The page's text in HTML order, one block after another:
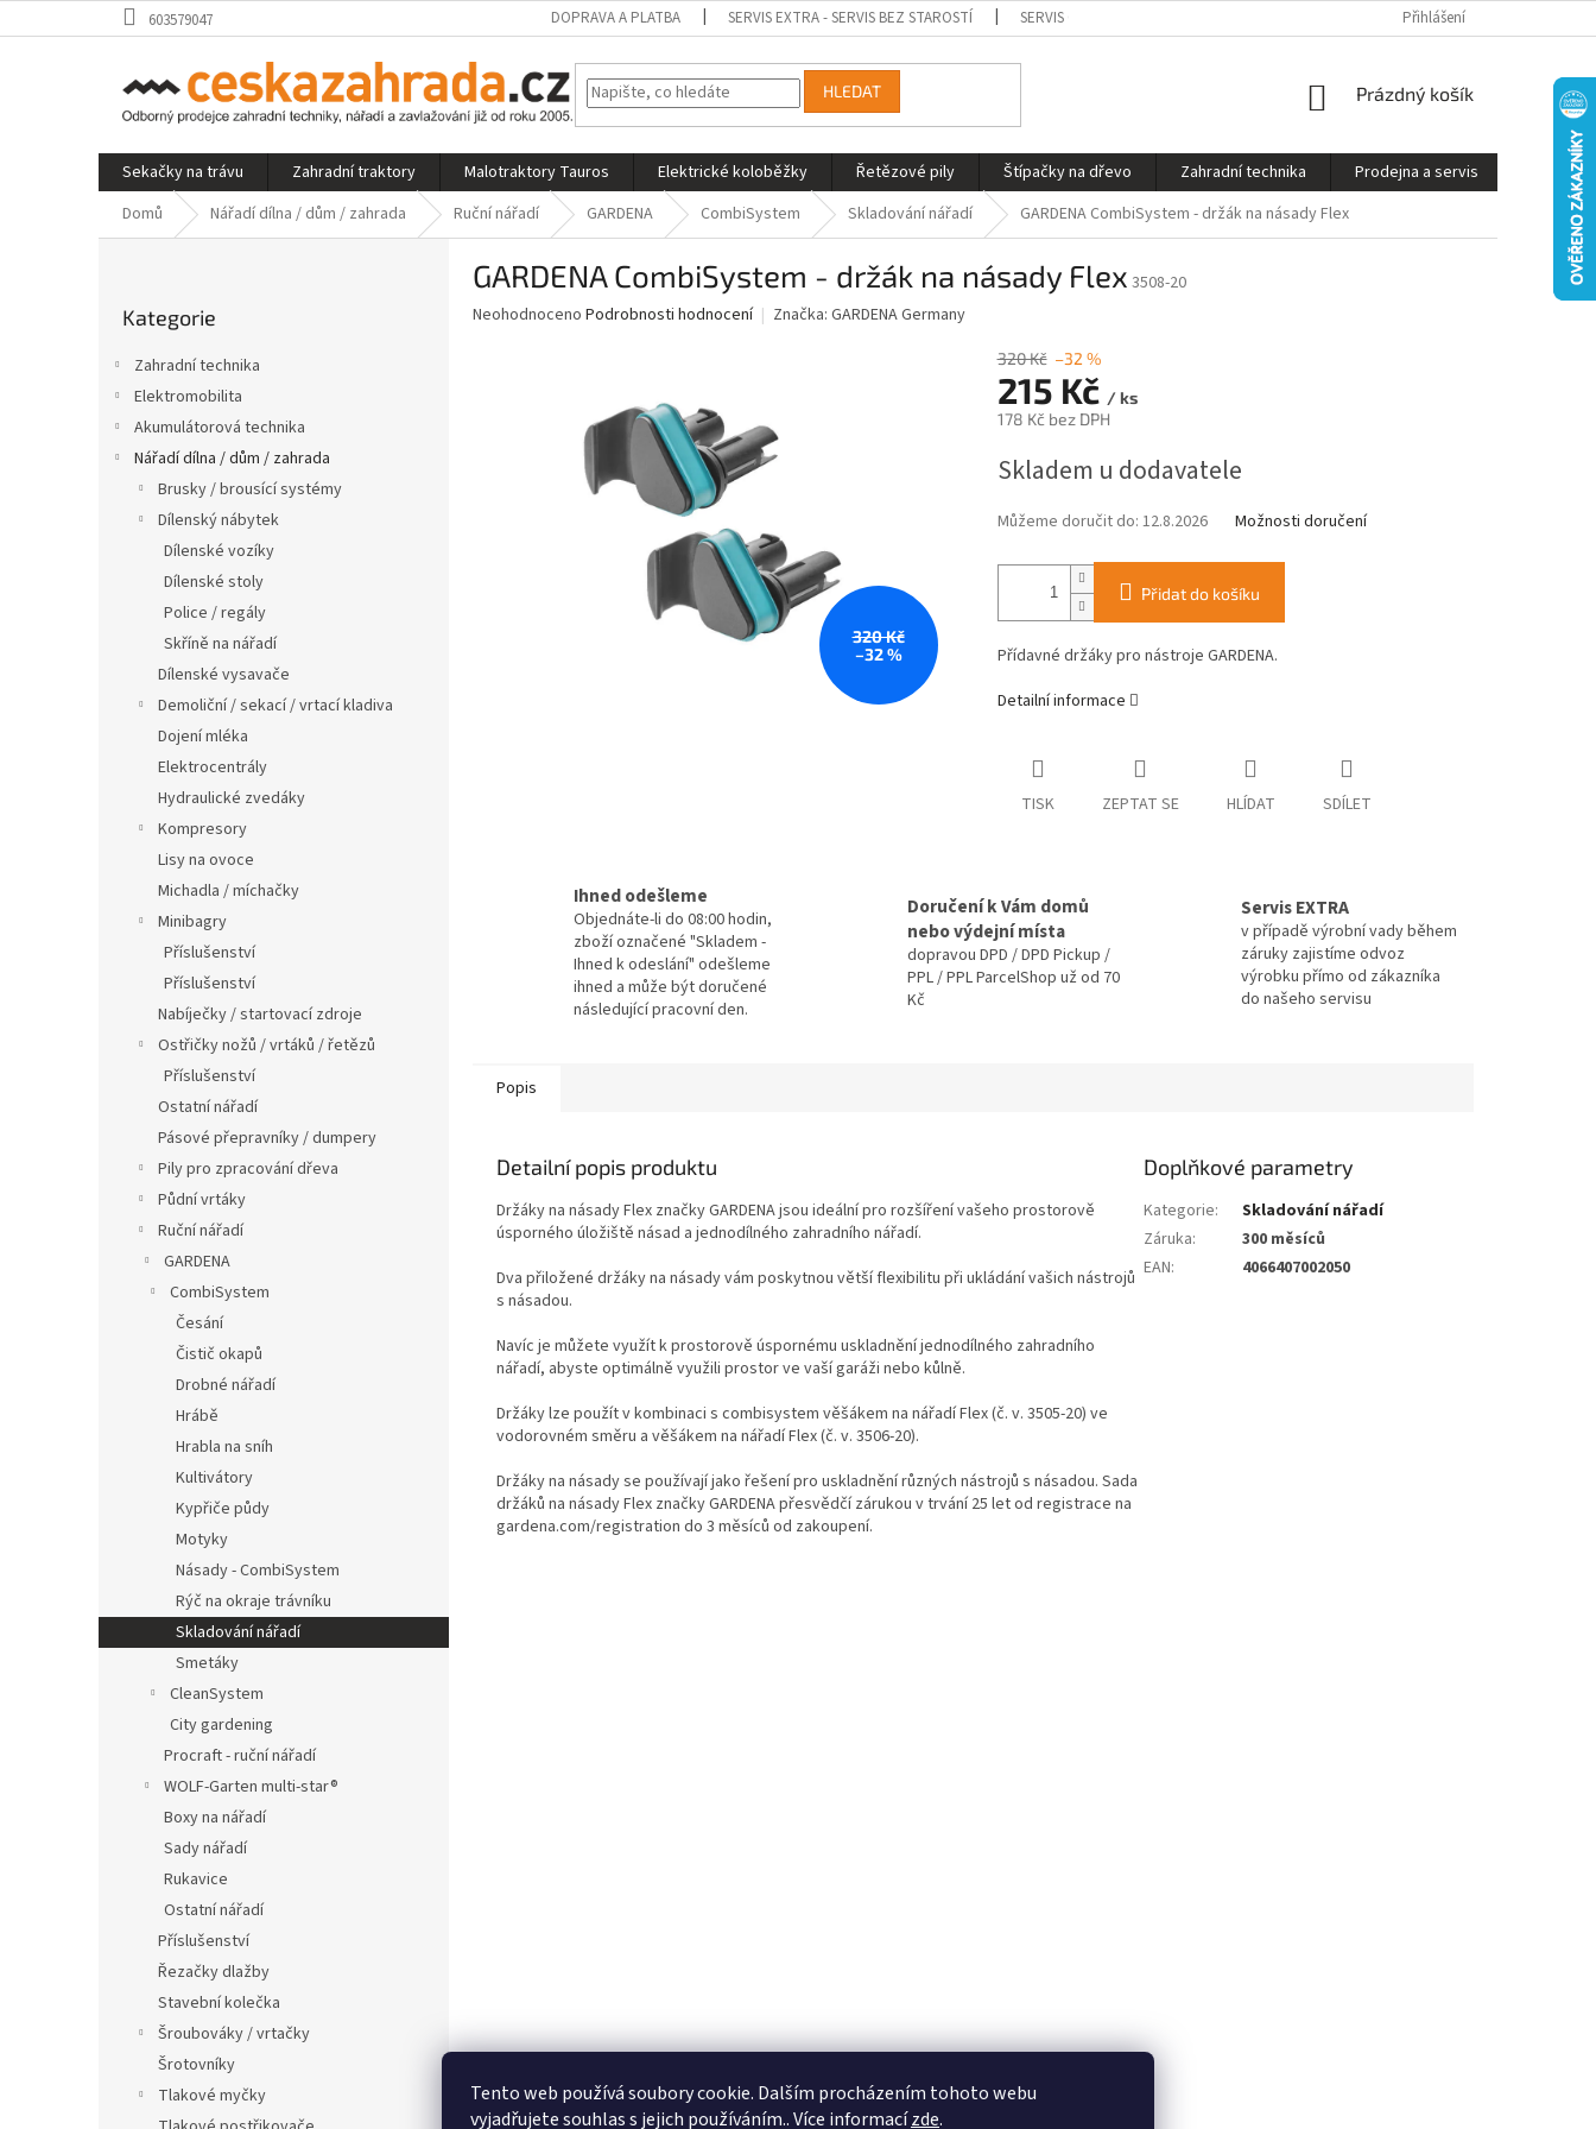
Tento web používá soubory cookie. Dalším procházením tohoto webu
vyjadřujete souhlas s jejich používáním.. Více informacízde.
na
603579047 DOPRAVA A PLATBA SERVIS EXTRA - SERVIS BEZ STAROSTÍ SERVIS ON-LINE - STROJ VÁM SESTAVÍME A PŘIPRAVÍME K PROVOZU
Přihlášení
HLEDAT
NÁKUPNÍ
Prázdný košík
Sekačky na trávu Zahradní traktory Malotraktory Tauros Elektrické koloběžky Řetězové pily Štípačky na dřevo Zahradní technika Prodejna a servis
Kontakty
Domů
Nářadí dílna / dům / zahrada Ruční nářadí GARDENA CombiSystem Skladování nářadí GARDENA CombiSystem - držák na násady Flex
kategorie
Kategorie
Zahradní technika
Elektromobilita
Akumulátorová technika
Nářadí dílna / dům / zahrada
Brusky / brousící systémy
Dílenský nábytek
Dílenské vozíky
Dílenské stoly
Police / regály
Skříně na nářadí
Dílenské vysavače
Demoliční / sekací / vrtací kladiva
Dojení mléka
Elektrocentrály
Hydraulické zvedáky
Kompresory
Lisy na ovoce
Michadla / míchačky
Minibagry
Příslušenství
Příslušenství
Nabíječky / startovací zdroje
Ostřičky nožů / vrtáků / řetězů
Příslušenství
Ostatní nářadí
Pásové přepravníky / dumpery
Pily pro zpracování dřeva
Půdní vrtáky
Ruční nářadí
GARDENA
CombiSystem
Česání
Čistič okapů
Drobné nářadí
Hrábě
Hrabla na sníh
Kultivátory
Kypřiče půdy
Motyky
Násady - CombiSystem
Rýč na okraje trávníku
Skladování nářadí
Smetáky
CleanSystem
City gardening
Procraft - ruční nářadí
WOLF-Garten multi-star®
Boxy na nářadí
Sady nářadí
Rukavice
Ostatní nářadí
Příslušenství
Řezačky dlažby
Stavební kolečka
Šroubováky / vrtačky
Šrotovníky
Tlakové myčky
GARDENA CombiSystem - držák na násady Flex 3508-20
Průměrné
Neohodnoceno Podrobnosti hodnocení Značka: GARDENA Germany
320 Kč
–32 %
320 Kč –32 %
215 Kč / ks
178 Kč bez DPH
cena:
Skladem u dodavatele
Můžeme doručit do: 12.8.2026 Možnosti doručení
Přidat do košíku
Přídavné držáky pro nástroje GARDENA.
Detailní informace
TISK ZEPTAT SE HLÍDAT SDÍLET
Ihned odešleme
Objednáte-li do 08:00 hodin,
zboží označené "Skladem -
Ihned k odeslání" odešleme
ihned a může být doručené
následující pracovní den.
Doručení k Vám domů
nebo výdejní místa
dopravou DPD / DPD Pickup /
PPL / PPL ParcelShop už od 70
Kč
Servis EXTRA
v případě výrobní vady během
záruky zajistíme odvoz
výrobku přímo od zákazníka
do našeho servisu
Popis
Detailní popis produktu
Držáky na násady Flex značky GARDENA jsou ideální pro rozšíření vašeho prostorově
úsporného úložiště násad a jednodílného zahradního nářadí.
Dva přiložené držáky na násady vám poskytnou větší flexibilitu při ukládání vašich nástrojů
s násadou.
Navíc je můžete využít k prostorově úspornému uskladnění jednodílného zahradního
nářadí, abyste optimálně využili prostor ve vaší garáži nebo kůlně.
Držáky lze použít v kombinaci s combisystem věšákem na nářadí Flex (č. v. 3505-20) ve
vodorovném směru a věšákem na nářadí Flex (č. v. 3506-20).
Držáky na násady se používají jako řešení pro uskladnění různých nástrojů s násadou. Sada
držáků na násady Flex značky GARDENA přesvědčí zárukou v trvání 25 let od registrace na
gardena.com/registration do 3 měsíců od zakoupení.
Doplňkové parametry
Kategorie:
Skladování nářadí
Záruka:
300 měsíců
EAN: 4066407002050